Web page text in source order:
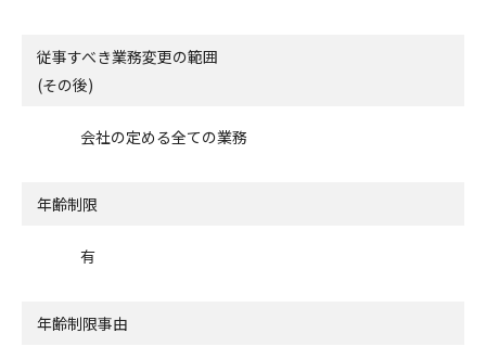
従事すべき業務変更の範囲
(その後)
会社の定める全ての業務
年齢制限
有
年齢制限事由